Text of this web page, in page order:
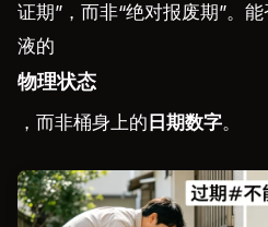
证期”，而非“绝对报废期”。
液的
物理状态
，而非桶身上的 日期数字。